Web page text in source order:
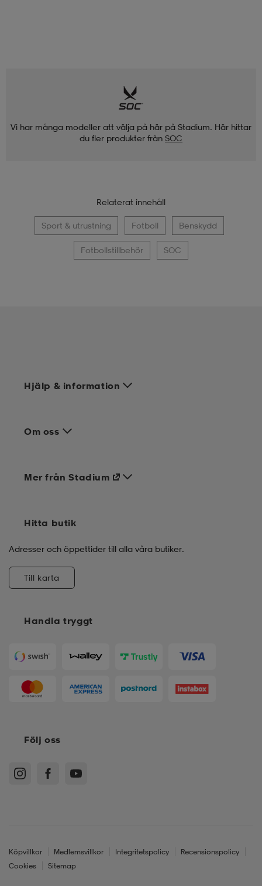
Vi har många modeller att välja på här på Stadium. Här hittar
du fler produkter från SOC
Relaterat innehåll
Sport & utrustning Fotboll Benskydd
Fotbollstillbehör SOC
Hjälp & information
Om oss
Handla tryggt
Mer från Stadium
Hitta butik
Adresser och öppettider till alla våra butiker.
Till karta
Följ oss
Köpvillkor Medlemsvillkor Integritetspolicy
Recensionspolicy
Cookies
Sitemap